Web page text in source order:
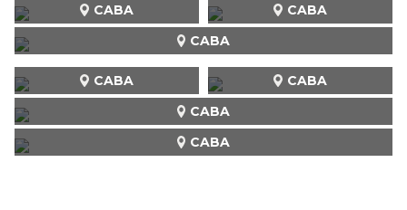
CABA
CABA CABA
CABA
CABA CABA
CABA